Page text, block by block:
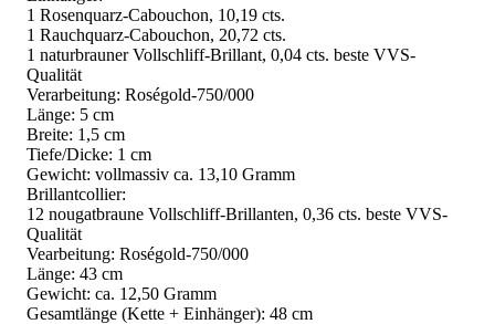
1 Rosenquarz-Cabouchon, 10,19 cts.
1 Rauchquarz-Cabouchon, 20,72 cts.
1 naturbrauner Vollschliff-Brillant, 0,04 cts. beste VVS-
Qualität
Verarbeitung: Roségold-750/000
Länge: 5 cm
Breite: 1,5 cm
Tiefe/Dicke: 1 cm
Gewicht: vollmassiv ca. 13,10 Gramm
Brillantcollier:
12 nougatbraune Vollschliff-Brillanten, 0,36 cts. beste VVS-
Qualität
Vearbeitung: Roségold-750/000
Länge: 43 cm
Gewicht: ca. 12,50 Gramm
Gesamtlänge (Kette + Einhänger): 48 cm